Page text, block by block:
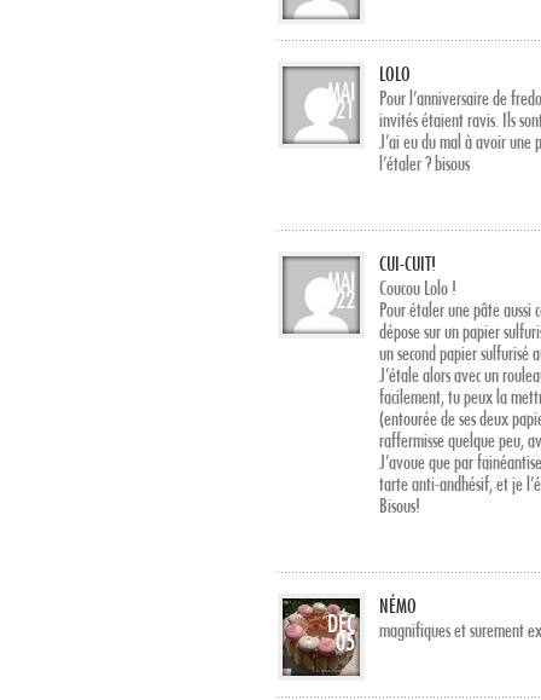
MAI
21
LOLO
Pour l’anniversaire de
invités étaient ravis. Ils
J’ai eu du mal à avoir
l’étaler ? bisous
MAI
22
CUI-CUIT!
Coucou Lolo !
Pour étaler une pâte
dépose sur un papier
un second papier sulfurisé
J’étale alors avec un
facilement, tu peux la
(entourée de ses deux
raffermisse quelque peu,
J’avoue que par
tarte anti-andhésif, et je
Bisous!
DÉC
05
NÉMO
magnifiques et surement